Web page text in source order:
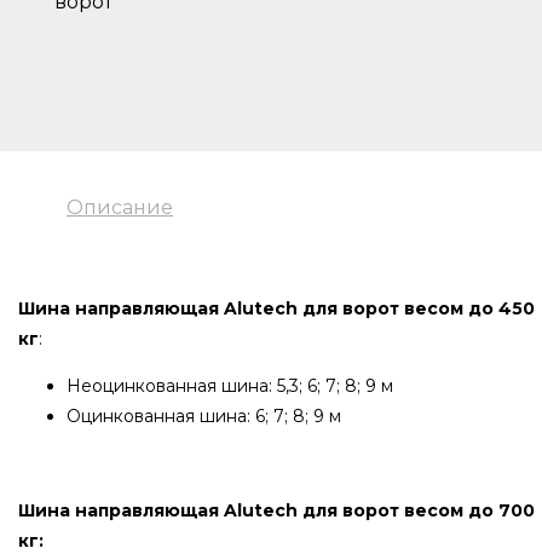
Описание
Шина направляющая Alutech для ворот весом до 450
кг:
Неоцинкованная шина: 5,3; 6; 7; 8; 9 м
Оцинкованная шина: 6; 7; 8; 9 м
Шина направляющая Alutech для ворот весом до 700
кг: